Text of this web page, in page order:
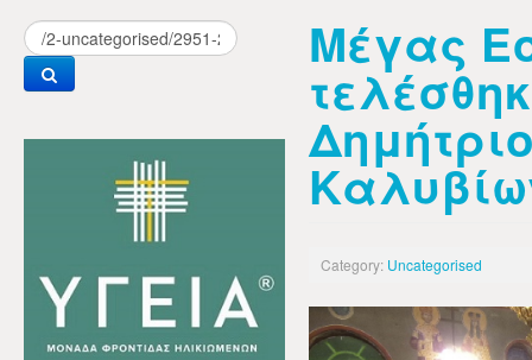
Μέγας
Category: Uncategorised